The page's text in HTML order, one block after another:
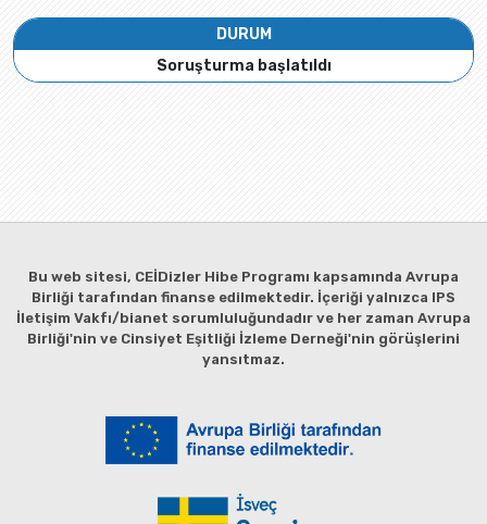
DURUM
Soruşturma başlatıldı
Bu web sitesi, CEİDizler Hibe Programı kapsamında Avrupa
Birliği tarafından finanse edilmektedir. İçeriği yalnızca IPS
İletişim Vakfı/bianet sorumluluğundadır ve her zaman Avrupa
Birliği'nin ve Cinsiyet Eşitliği İzleme Derneği'nin görüşlerini
yansıtmaz.